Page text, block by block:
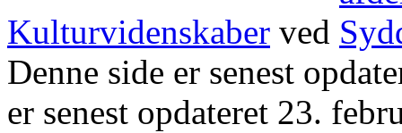
Kulturvidenskaber ved
Denne side er senest
er senest opdateret 23.